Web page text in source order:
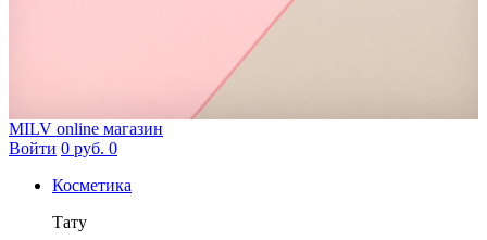
MILV online магазин
Войти 0 руб. 0
Косметика
Тату